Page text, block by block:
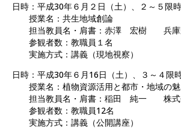
日時：平成30年６月２日（土）、２～５限時
授業名：共生地域創論
担当教員名・肩書：赤澤 宏樹 兵庫
参観者数：教職員１名
実施方式：講義（現地視察）
日時：平成30年６月16日（土）、３～４限
授業名：植物資源活用と都市・地域の魅
担当教員名・肩書：稲田 純一 株式
参観者数：教職員12名
実施方式：講義（公開講座）